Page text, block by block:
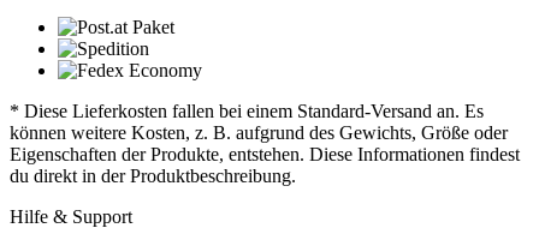
* Diese Lieferkosten fallen bei einem Standard-Versand an. Es
können weitere Kosten, z. B. aufgrund des Gewichts, Größe oder
Eigenschaften der Produkte, entstehen. Diese Informationen findest
du direkt in der Produktbeschreibung.
Hilfe & Support